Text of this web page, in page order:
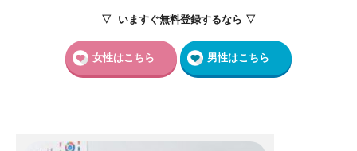
▽ いますぐ無料登録するなら ▽
女性はこちら 男性はこちら